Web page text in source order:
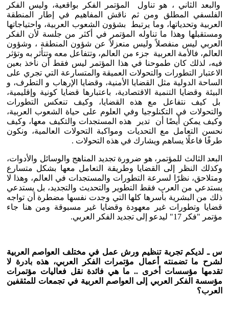
والبعد الثاني ، هو تناول المؤتمر الفكر بواقعية، وليس الفكر
الفلسفي المطلق ومن ثم ناقش المفاهيم في إطار المنطقة
العربية وتحدياتها، وما يرتبط بشؤون الشعوب العربية، واحتياجاتها
ومستقبلها وهذا ما تناوله المؤتمر في أكثر من جلسة لأن الفكر
العربي ليس منفصلاً وليس منعزلاً عن شؤون المنطقة ، وشؤون
العالم، فالأمة العربية جزء من العالم، وتتفاعل معه وتتأثر به وتؤثر
فيه، لذلك كان طموحنا في هذا المؤتمر ليس فقط أن نأخذ بعين
الاعتبار التطورات والتحولات العميقة والمتسارعة التي تجري على
الساحة الدولية مثل القضايا الأمنية، وقضايا الإرهاب و التطرف، و
البيئة وقضايا التنمية الاقتصادية، باعتبارها قضايا كونية وإقليمية،
بل كيف نتفاعل مع هذه القضايا، وكيف تنعكس التطورات
والتحولات في التكنلوجيا وفي العلوم على حياة الشعوب العربية،
وكيف يمكن أيضًا أن تدير هذه المستجدات والتكيف معها، وكيف
نحسن التعامل مع التحديات ومواكبة التحولات العالمية، ونكون
طرفًا فاعلًا يساهم ويشارك في هذه التحولات .
البعد الثالث للمؤتمر، هو ضرورة تجديد المناهج والوسائل والأدوات،
وكذلك النظر إلى القضايا وطريقة التعامل معها بشكل متسارع
ومتلاحق، نظرًا لسرعة التطورات والمستجدات في العالم، وهذا لا
يستدعي من العرب فقط التطوير والتحديث والتجديد، بل يستدعي
ذلك من البشرية بأسرها كلها التي وجدت نفسها مضطرة أن تواجه
قضايا وتطورات غير معهودة وقضايا غير مسبوقة ومن هنا جاء
مؤتمر "فكر 17" ليدعو إلى تجديد الفكر العربي.
س ـ لديكم تجربة تنظيم ورش عمل في مختلف العواصم العربية
لشرح ما تضمنته أعمال مؤتمرات الفكر العربي، هذه بادرة لا
تقدمها مؤسسات أخرى .. ما هي فائدة نقل فعاليات مؤتمرات
مؤسسة الفكر العربي إلى العواصم العربية في تجمعات للمثقفين
العرب؟